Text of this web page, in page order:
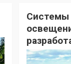
Системы